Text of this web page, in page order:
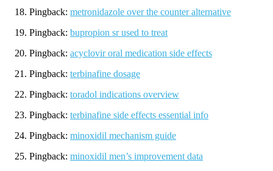
Pingback: metronidazole over the counter alternative
Pingback: bupropion sr used to treat
Pingback: acyclovir oral medication side effects
Pingback: terbinafine dosage
Pingback: toradol indications overview
Pingback: terbinafine side effects essential info
Pingback: minoxidil mechanism guide
Pingback: minoxidil men’s improvement data